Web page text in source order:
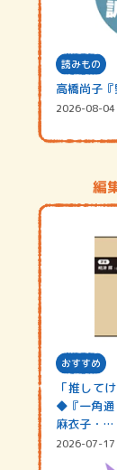
読みもの
高橋尚子『
2026-08-04
編
おすすめ
「推して
◆『一角通
麻衣子・…
2026-07-17